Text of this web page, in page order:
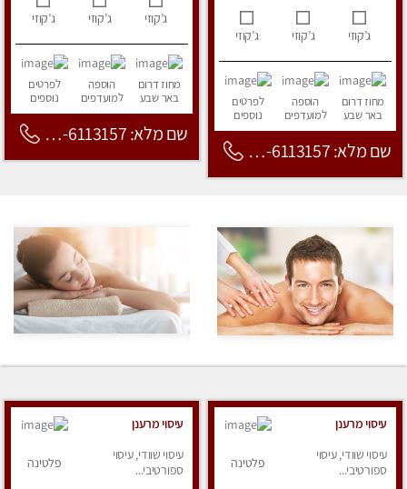
ג’קוזי ג’קוזי ג’קוזי
מחוז דרום
באר שבע
הוספה
למועדפים
לפרטים
נוספים
שם מלא: 053-6113157
ג’קוזי ג’קוזי ג’קוזי
מחוז דרום
באר שבע
הוספה
למועדפים
לפרטים
נוספים
שם מלא: 053-6113157
עיסוי מרענן
עיסוי שוודי, עיסוי
ספורטיבי...
פלטינה
עיסוי מרענן
עיסוי שוודי, עיסוי
ספורטיבי...
פלטינה